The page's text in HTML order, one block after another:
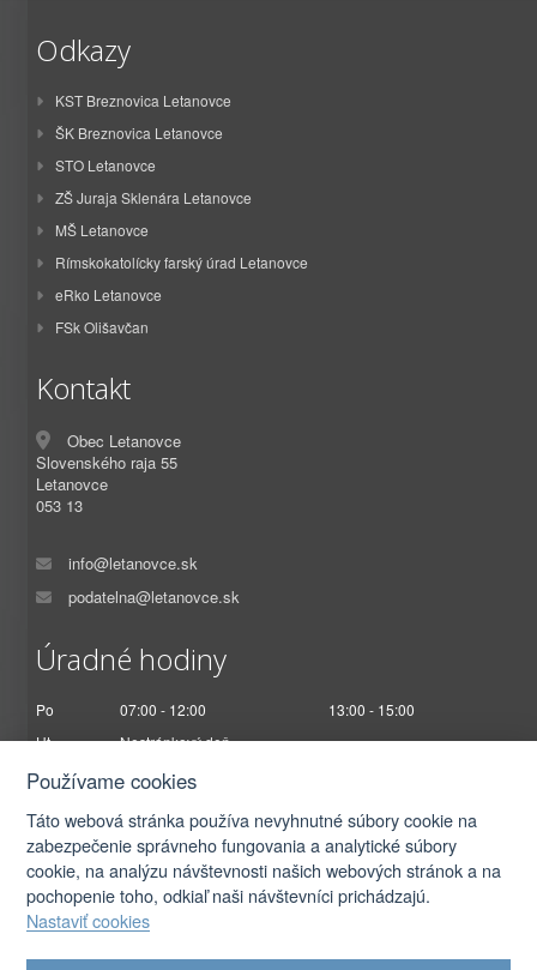
Odkazy
KST Breznovica Letanovce
ŠK Breznovica Letanovce
STO Letanovce
ZŠ Juraja Sklenára Letanovce
MŠ Letanovce
Rímskokatolícky farský úrad Letanovce
eRko Letanovce
FSk Olišavčan
Kontakt
Obec Letanovce
Slovenského raja 55
Letanovce
053 13
info@letanovce.sk
podatelna@letanovce.sk
Úradné hodiny
Po 07:00 - 12:00
13:00 - 15:00
Ut
Nestránkový deň
St
07:00 - 12:00
Pi
07:00 - 12:30
Používame cookies
Táto webová stránka používa nevyhnutné súbory cookie na
zabezpečenie správneho fungovania a analytické súbory
cookie, na analýzu návštevnosti našich webových stránok a na
pochopenie toho, odkiaľ naši návštevníci prichádzajú.
Nastaviť cookies